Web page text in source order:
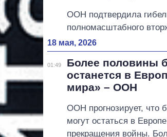
ООН подтвердила
полномасштабного
18 мая, 2026
01:49
Более половины
останется в
мира» – ООН
ООН прогнозирует, что
могут остаться в
прекращения войны.